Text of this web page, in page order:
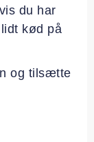
du har
kød på
og tilsætte